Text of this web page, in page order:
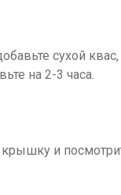
сухой
на 2-3 часа.
и